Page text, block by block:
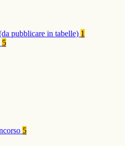
pubblicare in tabelle) 1
5
5